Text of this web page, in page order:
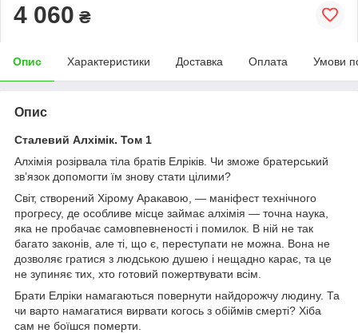
4 060 ₴
Опис Характеристики Доставка Оплата Умови
Опис
Сталевий Алхімік. Том 1
Алхімія розірвала тіла братів Елріків. Чи зможе братерський
зв’язок допомогти їм знову стати цілими?
Світ, створений Хірому Аракавою, — маніфест технічного
прогресу, де особливе місце займає алхімія — точна наука,
яка не пробачає самовпевненості і помилок. В ній не так
багато законів, але ті, що є, переступати не можна. Вона не
дозволяє гратися з людською душею і нещадно карає, та це
не зупиняє тих, хто готовий пожертвувати всім.
Брати Елріки намагаються повернути найдорожчу людину. Та
чи варто намагатися вирвати когось з обіймів смерті? Хіба
сам не боїшся померти.